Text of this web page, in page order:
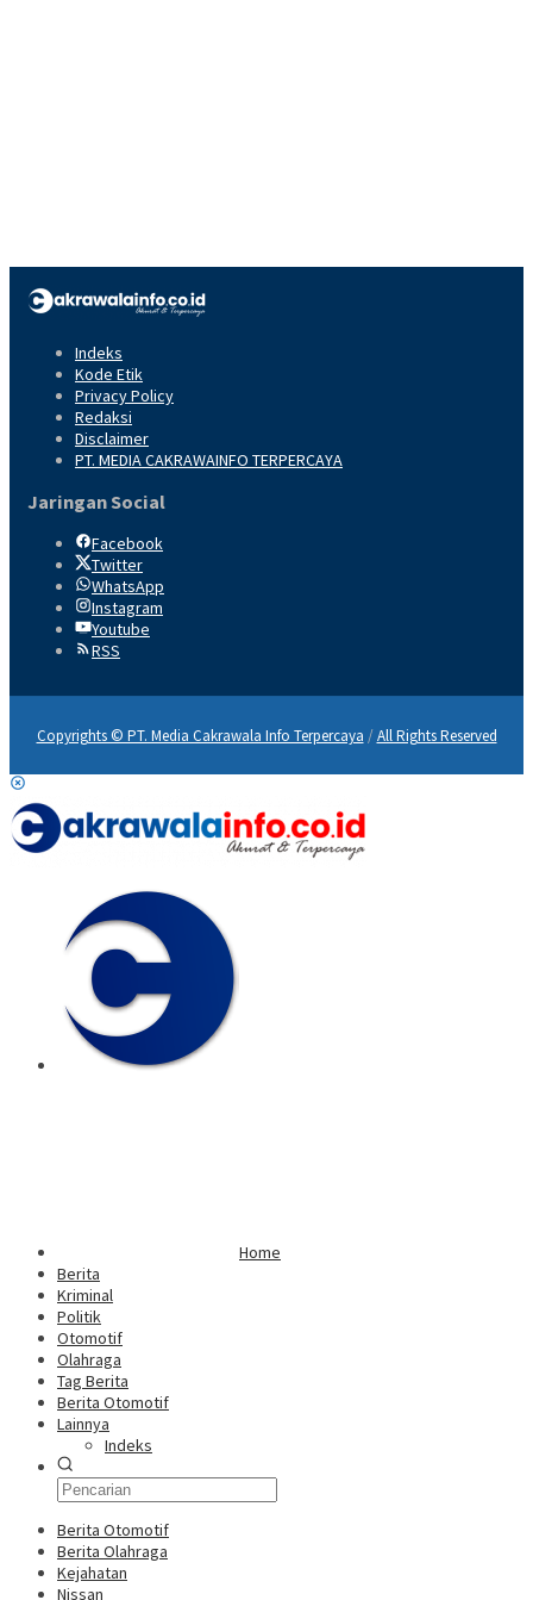
Indeks
Kode Etik
Privacy Policy
Redaksi
Disclaimer
PT. MEDIA CAKRAWAINFO TERPERCAYA
Jaringan Social
Facebook
Twitter
WhatsApp
Instagram
Youtube
RSS
Copyrights © PT. Media Cakrawala Info Terpercaya /All Rights Reserved
Home
Berita
Kriminal
Politik
Otomotif
Olahraga
Tag Berita
Berita Otomotif
Lainnya
Indeks
Berita Otomotif
Berita Olahraga
Kejahatan
Nissan